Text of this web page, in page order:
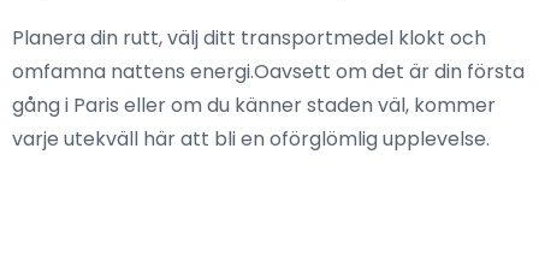
Planera din rutt, välj ditt transportmedel klokt och
omfamna nattens energi.Oavsett om det är din första
gång i Paris eller om du känner staden väl, kommer
varje utekväll här att bli en oförglömlig upplevelse.